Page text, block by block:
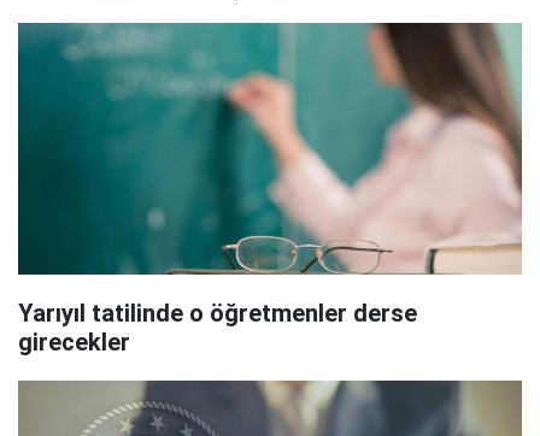
Yarıyıl tatilinde o öğretmenler derse
girecekler